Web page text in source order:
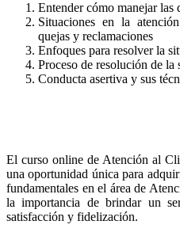
Entender cómo manejar las
Situaciones en la
quejas y reclamaciones
Enfoques para resolver la
Proceso de resolución de
Conducta asertiva y sus
El curso online de Atención al
una oportunidad única para
fundamentales en el área de
la importancia de brindar un
satisfacción y fidelización.